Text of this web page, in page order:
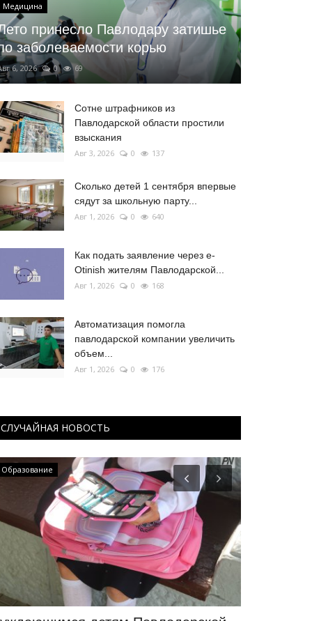
Медицина
принесло Павлодару затишье
заболеваемости корью
6, 2026 0 69
Сотне штрафников из
Павлодарской области простили
взыскания
Авг 3, 2026 0 137
Сколько детей 1 сентября впервые
сядут за школьную парту...
Авг 1, 2026 0 640
Как подать заявление через e-
Otinish жителям Павлодарской...
Авг 1, 2026 0 168
Автоматизация помогла
павлодарской компании увеличить
объем...
Авг 1, 2026 0 176
СЛУЧАЙНАЯ НОВОСТЬ
Образование